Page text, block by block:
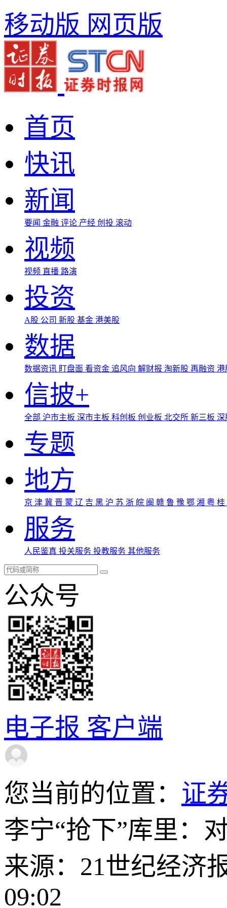
移动版 网页版
首页
快讯
新闻
要闻 金融 评论 产经 创投 滚动
视频
视频 直播 路演
投资
A股 公司 新股 基金 港美股
数据
数据资讯 盯盘面 看资金 追风向 解财报 淘新股 再融资
信披+
全部 沪市主板 深市主板 科创板 创业板 北交所 新三板
专题
地方
京 津 冀 晋 蒙 辽 吉 黑 沪 苏 浙 皖 闽 赣 鲁 豫 鄂 湘 粤 桂
服务
人民鉴真 投关服务 投教服务 其他服务
公众号
电子报 客户端
您当前的位置： 证
李宁“抢下”库里：
来源：21世纪经济
09:02